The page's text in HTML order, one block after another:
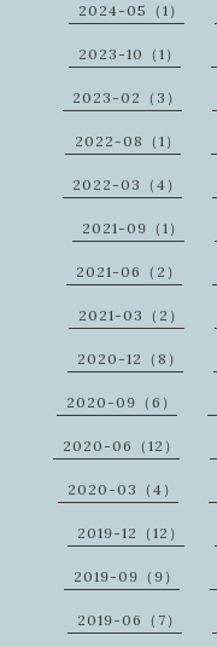
2024-05（1）
2023-10（1）
2023-02（3）
2022-08（1）
2022-03（4）
2021-09（1）
2021-06（2）
2021-03（2）
2020-12（8）
2020-09（6）
2020-06（12）
2020-03（4）
2019-12（12）
2019-09（9）
2019-06（7）